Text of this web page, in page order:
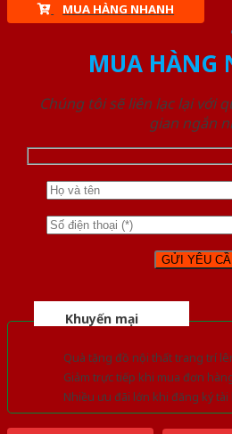
MUA HÀNG NHANH
MUA HÀNG
Chúng tôi sẽ liên lạc lại với
gian ngắn
Khuyến mại
Quà tặng đồ nội thất trang trí
Giảm trực tiếp khi mua đơn
Nhiều ưu đãi lớn khi đăng ký